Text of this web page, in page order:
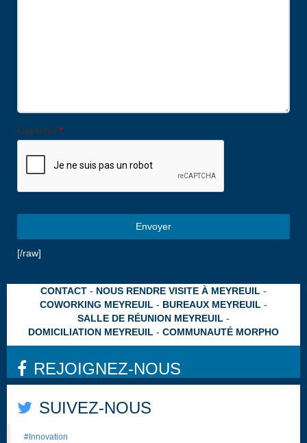
Captcha *
Envoyer
Ce
laissé
[/raw]
CONTACT
NOUS RENDRE VISITE À MEYREUIL
COWORKING MEYREUIL
BUREAUX MEYREUIL
SALLE DE RÉUNION MEYREUIL
DOMICILIATION MEYREUIL
COMMUNAUTÉ MORPHO
REJOIGNEZ-NOUS
SUIVEZ-NOUS
#Innovation